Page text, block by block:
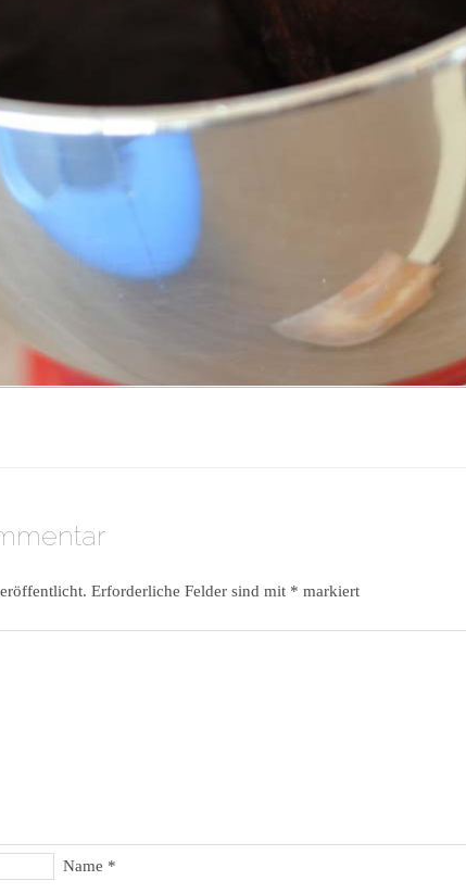
Erforderliche Felder sind mit * markiert
Name *